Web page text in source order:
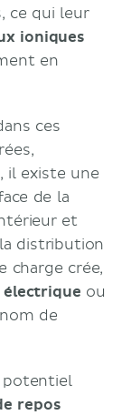
ce qui leur
ioniques
en
ces
il existe une
de la
et
distribution
charge crée,
ou
de
potentiel
repos